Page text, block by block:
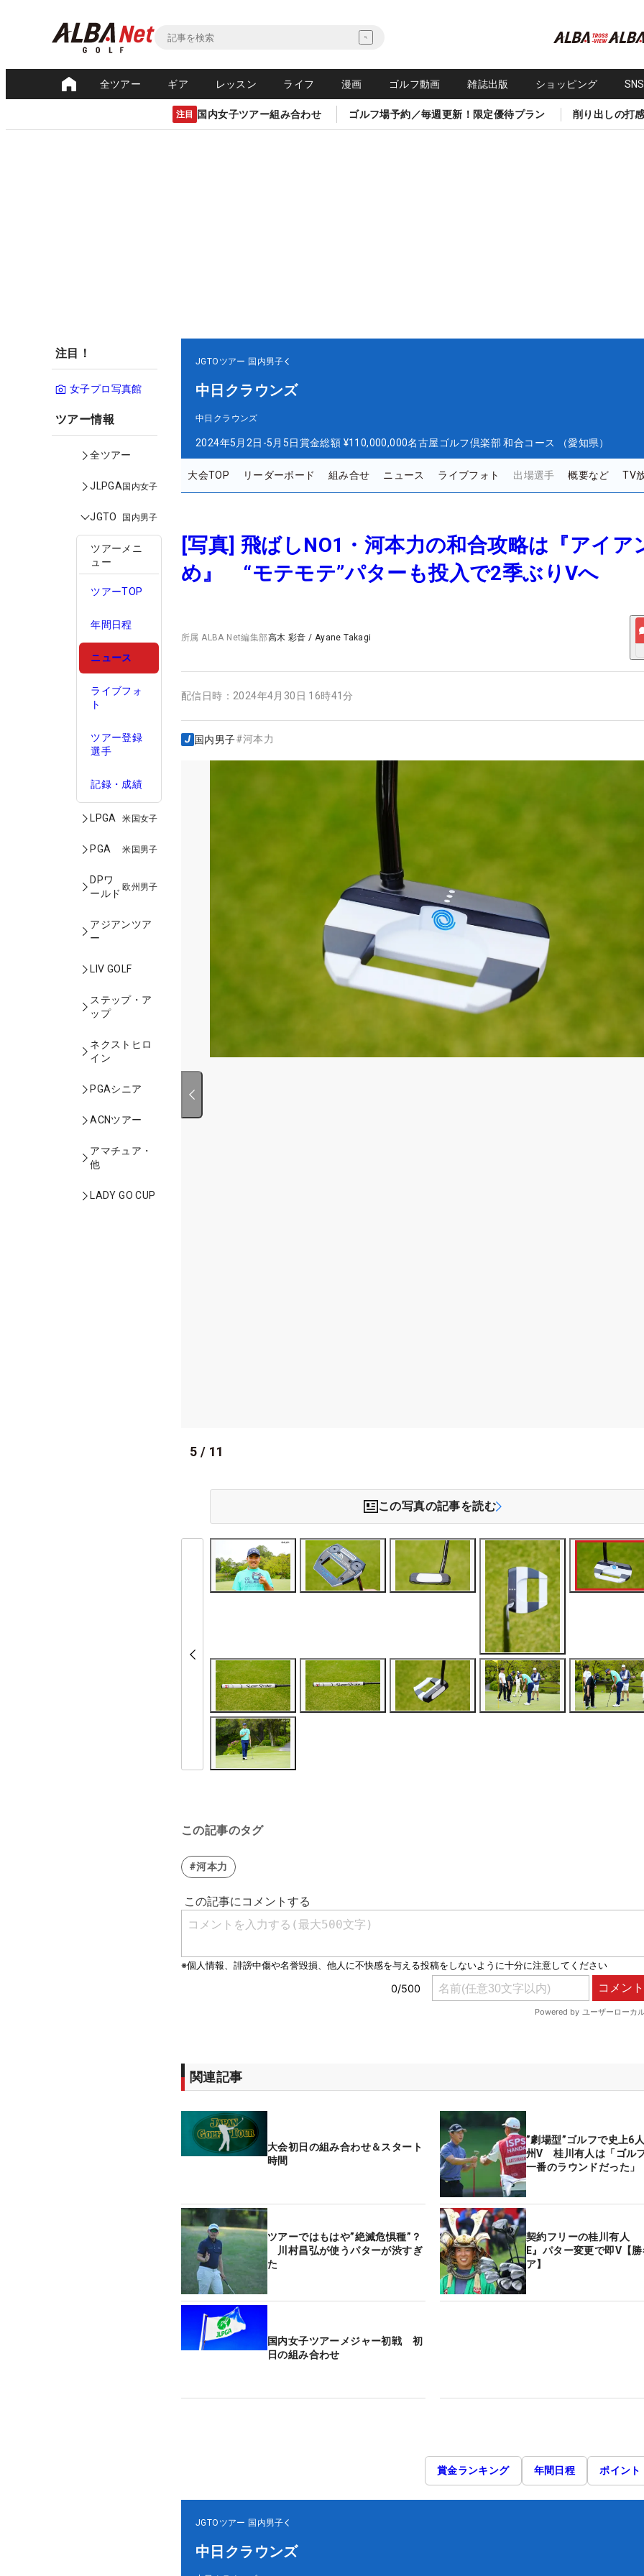
全ツアー ギア レッスン ライフ 漫画 ゴルフ動画 雑誌出版 ショッピング
注目 国内女子ツアー組み合わせ ゴルフ場予約／毎週更新！限定優待プラン 削り出しの打
注目！
女子プロ写真館
ツアー情報
全ツアー
JLPGA国内女子
JGTO 国内男子
ツアーメニ
ュー
ツアーTOP
年間日程
ニュース
ライブフォ
ト
ツアー登録
選手
記録・成績
LPGA 米国女子
PGA 米国男子
DPワ
ールド
欧州男子
アジアンツア
ー
LIV GOLF
ステップ・ア
ップ
ネクストヒロ
イン
PGAシニア
ACNツアー
アマチュア・
他
LADY GO CUP
JGTOツアー 国内男子
中日クラウンズ
中日クラウンズ
2024年5月2日-5月5日賞金総額 ¥110,000,000名古屋ゴルフ倶楽部 和合コース （愛知県）
大会TOP リーダーボード 組み合せ ニュース ライブフォト 出場選手 概要など TV
[写真] 飛ばしNO1・河本力の和合攻略は『アイア
め』 “モテモテ”パターも投入で2季ぶりVへ
所属ALBA Net編集部高木 彩音 / Ayane Takagi
配信日時： 2024年4月30日 16時41分
国内男子#河本力
5 / 11
この写真の記事を読む
この記事のタグ
#河本力
関連記事
大会初日の組み合わせ＆スタート
時間
”劇場型”ゴルフで史上6
州V 桂川有人は「ゴル
一番のラウンドだった」
ツアーではもはや”絶滅危惧種”？
川村昌弘が使うパターが渋すぎ
た
契約フリーの桂川有人
E』パター変更で即V【
ア】
国内女子ツアーメジャー初戦 初
日の組み合わせ
賞金ランキング 年間日程 ポイント
JGTOツアー 国内男子
中日クラウンズ